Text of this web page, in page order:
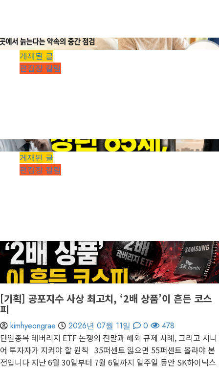
2 minutes read
게재된 글
편집장 칼럼
2 minutes read
게재된 글
편집장 칼럼
6 minutes read
게재된 글
편집장 칼럼
[기획] 공포지수 사상 최고치, ‘2배 상품’이 흔든 코스
피
kimhyeongrae 2026년 07월 11일 0 478
단일종목 레버리지 ETF 논쟁의 전말과 해외 규제 사례, 그리고 시니
어 투자자가 지켜야 할 원칙 35퍼센트 잃으면 55퍼센트 올라야 본
전입니다 지난 6월 30일부터 7월 6일까지 일주일 동안 SK하이닉스